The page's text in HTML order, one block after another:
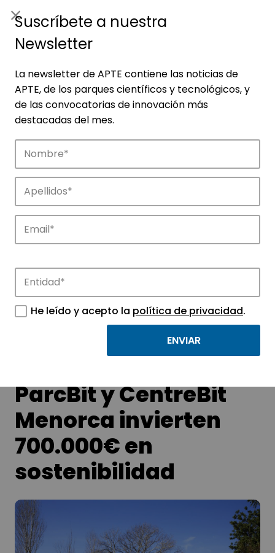
Conoce las noticias más destacadas de
APTE y sus parques científicos y
ParcBit y CentreBit
Menorca invierten
700.000€ en
sostenibilidad
Suscríbete a nuestra
Newsletter
La newsletter de APTE contiene las noticias de
APTE, de los parques científicos y tecnológicos, y
de las convocatorias de innovación más
destacadas del mes.
He leído y acepto la política de privacidad.